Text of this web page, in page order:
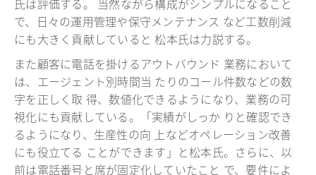
氏は評価する。 当然ながら構成がシンプルになること
で、日々の運用管理や保守メンテナンス など工数削減
にも大きく貢献していると 松本氏は力説する。
また顧客に電話を掛けるアウトバウンド 業務において
は、エージェント別時間当 たりのコール件数などの数
字を正しく取 得、数値化できるようになり、業務の可
視化にも貢献している。「実績がしっか りと確認でき
るようになり、生産性の向 上などオペレーション改善
にも役立てる ことができます」と松本氏。さらに、以
前は電話番号と席が固定化していたこと で、要件によ